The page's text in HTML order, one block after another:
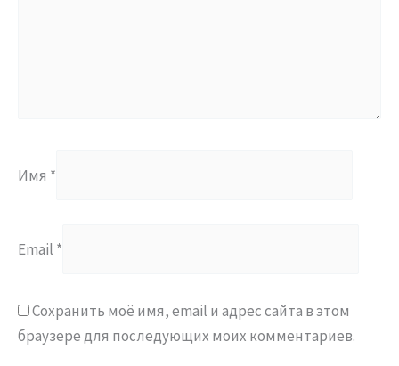
Имя *
Email *
Сохранить моё имя, email и адрес сайта в этом
браузере для последующих моих комментариев.